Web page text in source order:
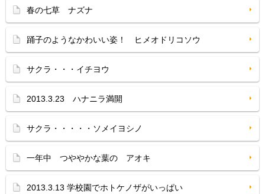
春の七草 ナズナ
踊子のようなかわいい姿！ ヒメオドリコソウ
サクラ・・・イチヨウ
2013.3.23 ハナニラ満開
サクラ・・・・・ソメイヨシノ
一年中 つややかな葉の アオキ
2013.3.13 学校園でホトケノザがいっぱい